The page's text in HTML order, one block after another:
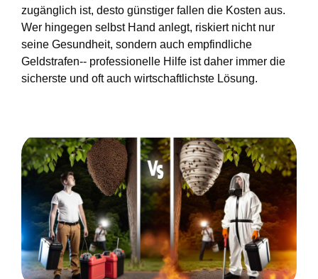
zugänglich ist, desto günstiger fallen die Kosten aus.
Wer hingegen selbst Hand anlegt, riskiert nicht nur
seine Gesundheit, sondern auch empfindliche
Geldstrafen-- professionelle Hilfe ist daher immer die
sicherste und oft auch wirtschaftlichste Lösung.